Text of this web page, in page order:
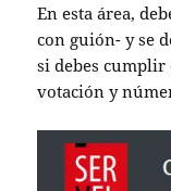
En esta área,
con guión- y se
si debes cumplir
votación y